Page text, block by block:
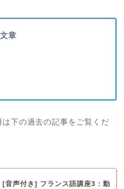
章
下の過去の記事をご覧くだ
[音声付き] フランス語講座3：動